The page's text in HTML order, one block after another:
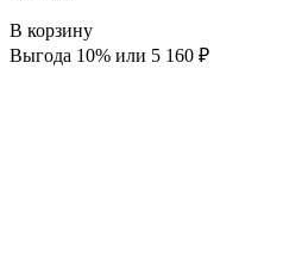
В корзину
Выгода 10% или 5 160 ₽